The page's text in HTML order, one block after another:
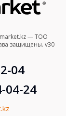
— ТОО
защищены. v30
04
04-24